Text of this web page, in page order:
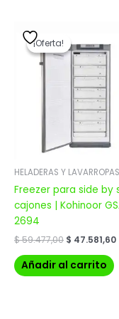
¡Oferta!
¡Oferta!
HELADERAS Y LAVARROPAS
Freezer para side by
cajones | Kohinoor
2694
$59.477,00
original
era:
$ 59.477,00.
$ 47.581,60
Añadir al carrito